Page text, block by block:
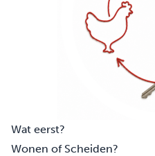
Wat eerst?
Wonen of Scheiden?